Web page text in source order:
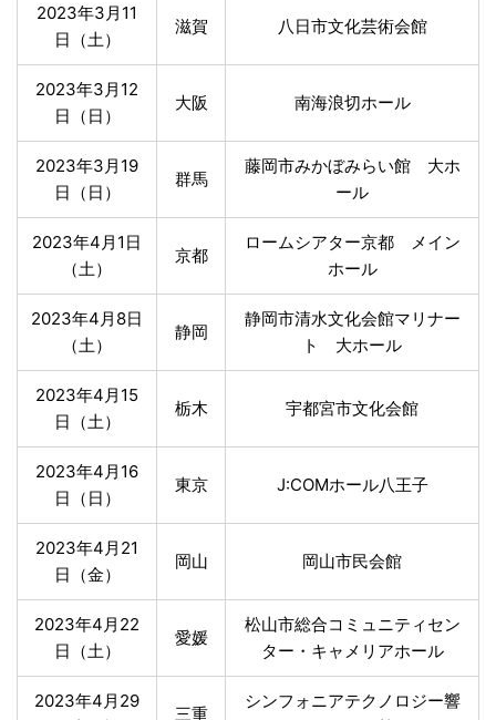
2023年3月11
日（土）
滋賀 八日市文化芸術会館
2023年3月12
日（日）
大阪 南海浪切ホール
2023年3月19
日（日）
群馬
藤岡市みかぼみらい館 大ホ
ール
2023年4月1日
（土）
京都
ロームシアター京都 メイン
ホール
2023年4月8日
（土）
静岡
静岡市清水文化会館マリナー
ト 大ホール
2023年4月15
日（土）
栃木 宇都宮市文化会館
2023年4月16
日（日）
東京 J:COMホール八王子
2023年4月21
日（金）
岡山 岡山市民会館
2023年4月22
日（土）
愛媛
松山市総合コミュニティセン
ター・キャメリアホール
2023年4月29
三重
シンフォニアテクノロジー響